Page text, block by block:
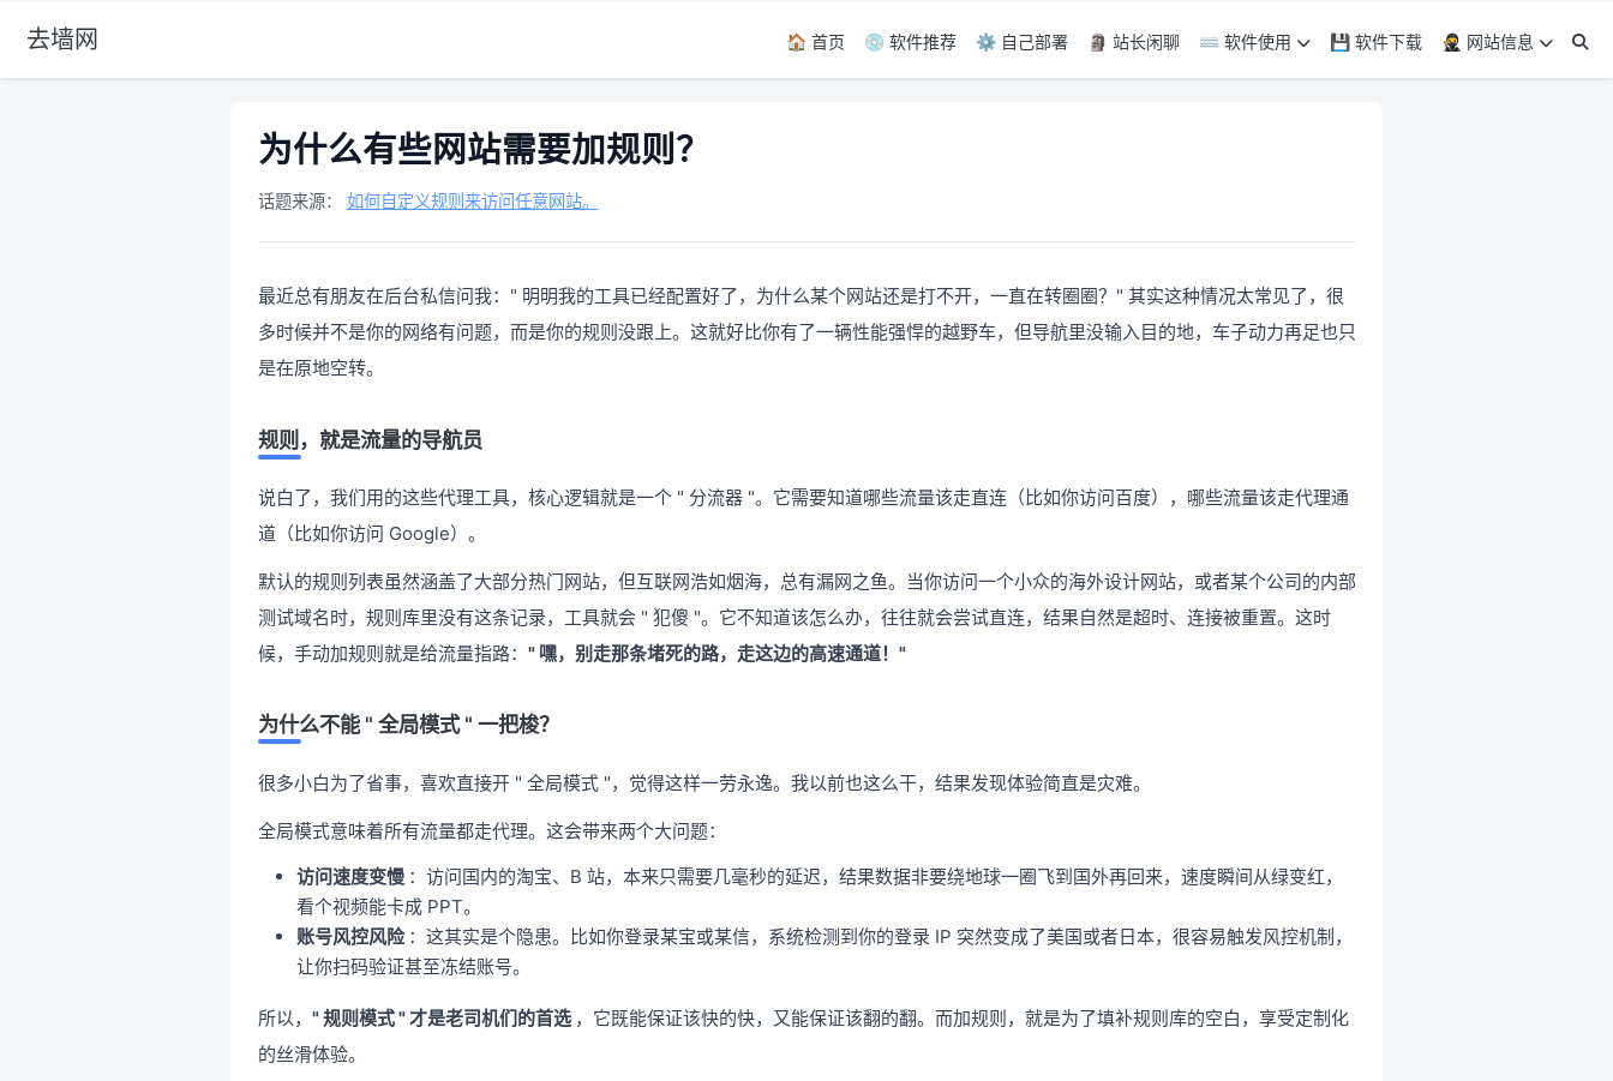
去墙网 🏠 首页 💿 软件推荐 ⚙️ 自己部署 🗿 站长闲聊 ⌨️ 软件使用 💾 软件下载 🥷 网站信息
为什么有些网站需要加规则？
话题来源： 如何自定义规则来访问任意网站。
最近总有朋友在后台私信问我：" 明明我的工具已经配置好了，为什么某个网站还是打不开，一直在转圈圈？" 其实这种情况太常见了，很
多时候并不是你的网络有问题，而是你的规则没跟上。这就好比你有了一辆性能强悍的越野车，但导航里没输入目的地，车子动力再足也只
是在原地空转。
规则，就是流量的导航员
说白了，我们用的这些代理工具，核心逻辑就是一个 " 分流器 "。它需要知道哪些流量该走直连（比如你访问百度），哪些流量该走代理通
道（比如你访问 Google）。
默认的规则列表虽然涵盖了大部分热门网站，但互联网浩如烟海，总有漏网之鱼。当你访问一个小众的海外设计网站，或者某个公司的内部
测试域名时，规则库里没有这条记录，工具就会 " 犯傻 "。它不知道该怎么办，往往就会尝试直连，结果自然是超时、连接被重置。这时
候，手动加规则就是给流量指路： " 嘿，别走那条堵死的路，走这边的高速通道！"
为什么不能 " 全局模式 " 一把梭？
很多小白为了省事，喜欢直接开 " 全局模式 "，觉得这样一劳永逸。我以前也这么干，结果发现体验简直是灾难。
全局模式意味着所有流量都走代理。这会带来两个大问题：
访问速度变慢 ：访问国内的淘宝、B 站，本来只需要几毫秒的延迟，结果数据非要绕地球一圈飞到国外再回来，速度瞬间从绿变红，
看个视频能卡成 PPT。
账号风控风险 ：这其实是个隐患。比如你登录某宝或某信，系统检测到你的登录 IP 突然变成了美国或者日本，很容易触发风控机制，
让你扫码验证甚至冻结账号。
所以， " 规则模式 " 才是老司机们的首选 ，它既能保证该快的快，又能保证该翻的翻。而加规则，就是为了填补规则库的空白，享受定制化
的丝滑体验。